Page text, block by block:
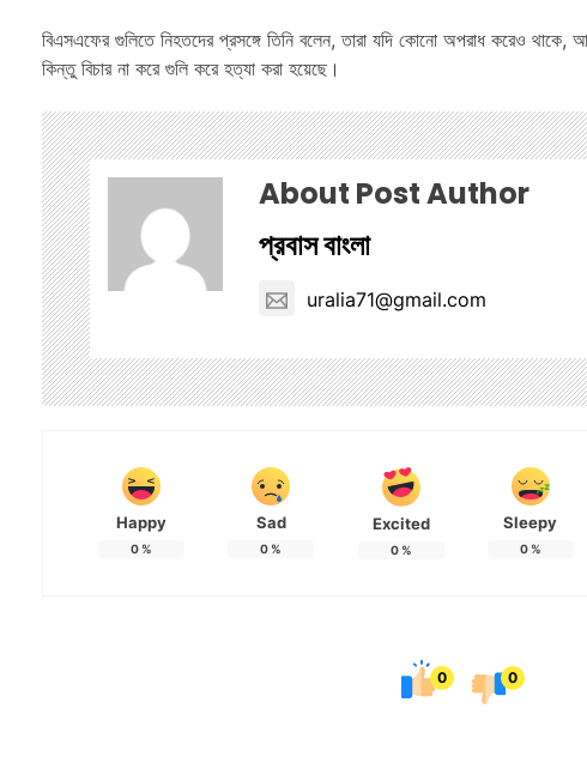
বিএসএফের গুলিতে নিহতদের প্রসঙ্গে তিনি বলেন, তারা যদি কোনো অপরাধ করেও
কিন্তু বিচার না করে গুলি করে হত্যা করা হয়েছে।
About Post Author
প্রবাস বাংলা
uralia71@gmail.com
Happy
0 %
Sad
0 %
Excited
0%
Sleepy
0%
0 0